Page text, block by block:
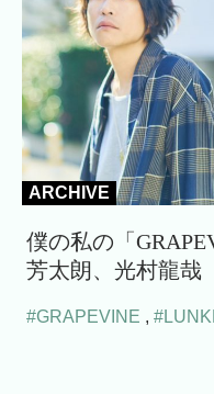
ARCHIVE
僕の私の「
芳太朗、光村龍哉
#GRAPEVINE ,